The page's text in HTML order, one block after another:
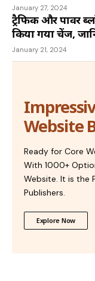
January 27, 2024
ट्रैफिक और पावर
किया गया चेंज,
January 21, 2024
Website
Ready for Core
With 1000+
Website. It is the
Publishers.
Explore Now